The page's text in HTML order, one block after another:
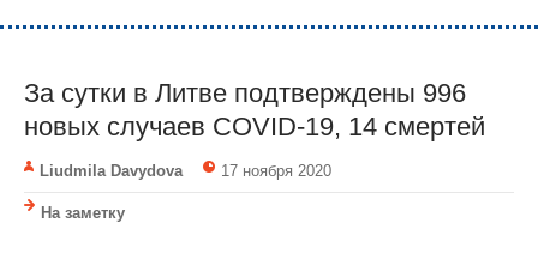
За сутки в Литве подтверждены 996
новых случаев COVID-19, 14 смертей
Liudmila Davydova 17 ноября 2020
На заметку